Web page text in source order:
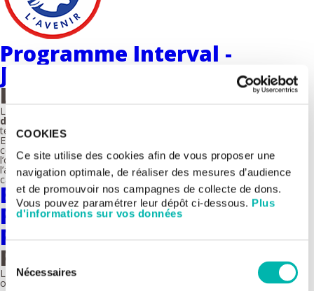
COOKIES
Ce site utilise des cookies afin de vous proposer une
navigation optimale, de réaliser des mesures d’audience
et de promouvoir nos campagnes de collecte de dons.
Vous pouvez paramétrer leur dépôt ci-dessous. Plus
d'informations sur vos données
Sélection
du Nécessaires
Programme Interval -
Journée de transition
La journée de transition
La journée de transition est une journée
d’interactions
terminer leur traitement initial du cancer.
Elle est organisée autour d’ateliers en petits groupes et d'une
consultation individuelle. Les principaux thèmes abordés sont :
l’organisation du suivi ultérieur, l’hormonothérapie, la nutrition,
l’activité physique, les aspects psychologiques et la sexualité après
cancer.
Biologie Cellulaire des
Réseaux d’Organites -
Publications
Publications récentes
Lachuer H, Le L, Lévêque-Fort S, Goud B, . Spatial
organization of lysosomal exocytosis relies on membrane tension